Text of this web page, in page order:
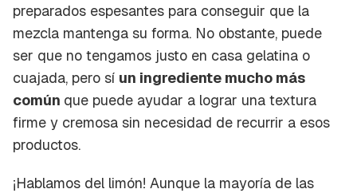
preparados espesantes para conseguir que la
mezcla mantenga su forma. No obstante, puede
ser que no tengamos justo en casa gelatina o
cuajada, pero sí un ingrediente mucho más
común que puede ayudar a lograr una textura
firme y cremosa sin necesidad de recurrir a esos
productos.
¡Hablamos del limón! Aunque la mayoría de las